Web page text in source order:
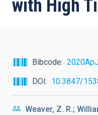
a
with High
Bibcode
DOI
10.3847/
Weaver, Z. R.;